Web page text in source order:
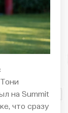
на Summit
что сразу